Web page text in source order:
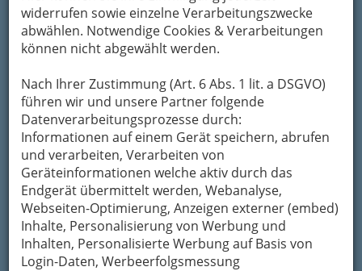
widerrufen sowie einzelne Verarbeitungszwecke
abwählen. Notwendige Cookies & Verarbeitungen
können nicht abgewählt werden.
Nach Ihrer Zustimmung (Art. 6 Abs. 1 lit. a DSGVO)
führen wir und unsere Partner folgende
Datenverarbeitungsprozesse durch:
Informationen auf einem Gerät speichern, abrufen
und verarbeiten, Verarbeiten von
Geräteinformationen welche aktiv durch das
Endgerät übermittelt werden, Webanalyse,
Webseiten-Optimierung, Anzeigen externer (embed)
Inhalte, Personalisierung von Werbung und
Inhalten, Personalisierte Werbung auf Basis von
Login-Daten, Werbeerfolgsmessung
Lassen Sie sich von den Modellen der Marken
Renault, Alfa Romeo, Nissan, Dacia, Fiat
über neue, innovative Automobile. Nutzen Sie
die Leistungen und Vorteile eines starken
Partners mit einem Filialnetz von weiteren
Betrieben in der Steiermarkund im
südlichen Burgenland!
Wir wünschen Ihnen viel Spaß auf unserer
Webseite!
Kategorien